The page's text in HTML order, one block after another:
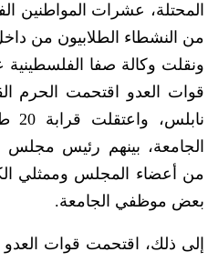
المحتلة، عشرات المواطنين
من النشطاء الطلابيون من
ونقلت وكالة صفا
قوات العدو اقتحمت الحرم
الجامعة، بينهم رئيس
من أعضاء المجلس وممثلي
بعض موظفي الجامعة.
إلى ذلك، اقتحمت قوات